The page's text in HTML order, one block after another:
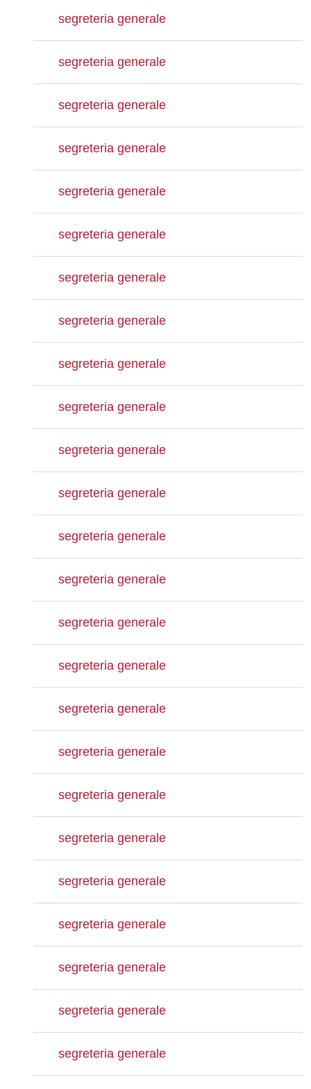
segreteria generale
segreteria generale
segreteria generale
segreteria generale
segreteria generale
segreteria generale
segreteria generale
segreteria generale
segreteria generale
segreteria generale
segreteria generale
segreteria generale
segreteria generale
segreteria generale
segreteria generale
segreteria generale
segreteria generale
segreteria generale
segreteria generale
segreteria generale
segreteria generale
segreteria generale
segreteria generale
segreteria generale
segreteria generale